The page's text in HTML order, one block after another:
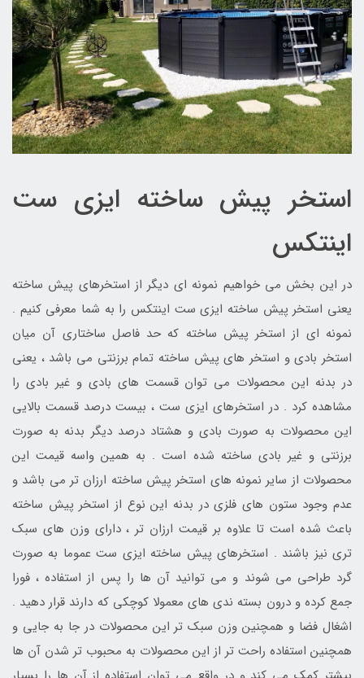
استخر پیش ساخته ایزی ست
اینتکس
در این بخش می خواهیم نمونه ای دیگر از استخرهای پیش ساخته
یعنی استخر پیش ساخته ایزی ست اینتکس را به شما معرفی کنیم .
نمونه ای از استخر پیش ساخته که حد فاصل ساختاری آن میان
استخر بادی و استخر های پیش ساخته تمام برزنتی می باشد ، یعنی
در بدنه این محصولات می توان قسمت های بادی و غیر بادی را
مشاهده کرد . در استخرهای ایزی ست ، بیست درصد قسمت بالایی
این محصولات به صورت بادی و هشتاد درصد دیگر بدنه به صورت
برزنتی و غیر بادی ساخته شده است . به همین واسه قیمت این
محصولات از سایر نمونه های استخر پیش ساخته ارزان تر می باشد و
عدم وجود ستون های فلزی در بدنه این نوع از استخر پیش ساخته
باعث شده است تا علاوه بر قیمت ارزان تر ، دارای وزن های سبک
تری نیز باشند . استخرهای پیش ساخته ایزی ست عموما به صورت
گرد طراحی می شوند و می توانید آن ها را پس از استفاده ، فورا
جمع کرده و درون بسته ندی های معمولا کوچکی که دارند قرار دهید .
اشغال فضا و همچنین وزن سبک تر این محصولات در جا به جایی و
همچنین استفاده راحت تر از این محصولات به محبوب تر شدن آن ها